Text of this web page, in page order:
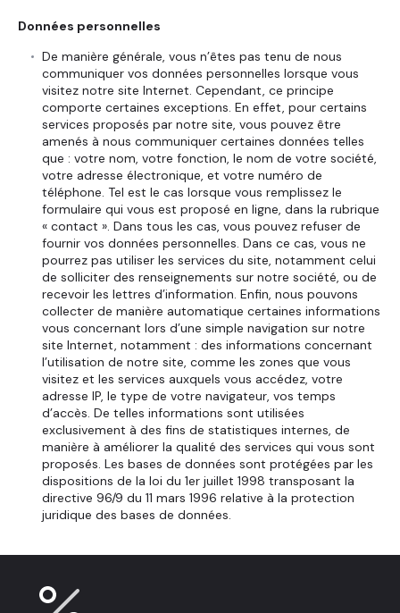
Données personnelles
De manière générale, vous n’êtes pas tenu de nous
communiquer vos données personnelles lorsque vous
visitez notre site Internet. Cependant, ce principe
comporte certaines exceptions. En effet, pour certains
services proposés par notre site, vous pouvez être
amenés à nous communiquer certaines données telles
que : votre nom, votre fonction, le nom de votre société,
votre adresse électronique, et votre numéro de
téléphone. Tel est le cas lorsque vous remplissez le
formulaire qui vous est proposé en ligne, dans la rubrique
« contact ». Dans tous les cas, vous pouvez refuser de
fournir vos données personnelles. Dans ce cas, vous ne
pourrez pas utiliser les services du site, notamment celui
de solliciter des renseignements sur notre société, ou de
recevoir les lettres d’information. Enfin, nous pouvons
collecter de manière automatique certaines informations
vous concernant lors d’une simple navigation sur notre
site Internet, notamment : des informations concernant
l’utilisation de notre site, comme les zones que vous
visitez et les services auxquels vous accédez, votre
adresse IP, le type de votre navigateur, vos temps
d’accès. De telles informations sont utilisées
exclusivement à des fins de statistiques internes, de
manière à améliorer la qualité des services qui vous sont
proposés. Les bases de données sont protégées par les
dispositions de la loi du 1er juillet 1998 transposant la
directive 96/9 du 11 mars 1996 relative à la protection
juridique des bases de données.